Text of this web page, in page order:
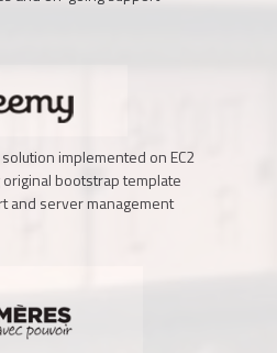
solution implemented on EC2
original bootstrap template
and server management.